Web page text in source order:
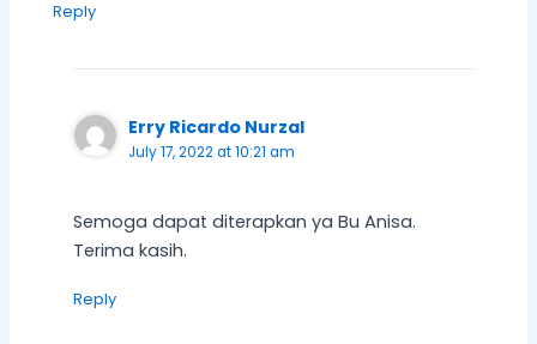
Reply
Erry Ricardo Nurzal
July 17, 2022 at 10:21 am
Semoga dapat diterapkan ya Bu Anisa.
Terima kasih.
Reply